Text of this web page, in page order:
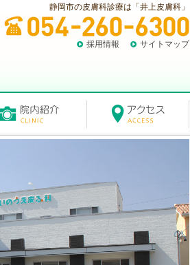
静岡市の皮膚科診療は「井上皮膚科」
採用情報 サイトマップ